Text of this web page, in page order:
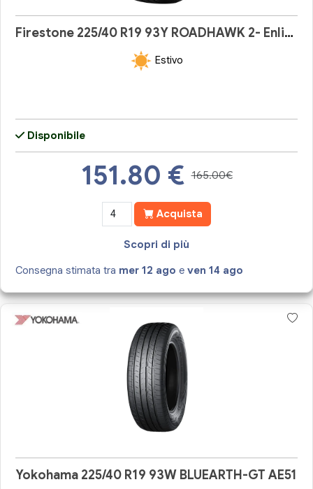
Firestone 225/40 R19 93Y ROADHAWK 2- Enliten
Estivo
Disponibile
151.80 € 165.00€
Acquista
Scopri di più
Consegna stimata tra mer 12 ago even 14 ago
Yokohama 225/40 R19 93W BLUEARTH-GT AE51